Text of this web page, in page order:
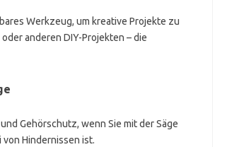
Werkzeug, um kreative Projekte zu
anderen DIY-Projekten – die
Gehörschutz, wenn Sie mit der Säge
Hindernissen ist.